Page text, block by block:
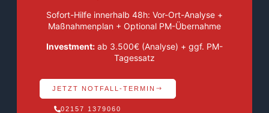
Sofort-Hilfe innerhalb 48h: Vor-Ort-Analyse +
Maßnahmenplan + Optional PM-Übernahme
Investment: ab 3.500€ (Analyse) + ggf. PM-
Tagessatz
JETZT NOTFALL-TERMIN
02157 1379060